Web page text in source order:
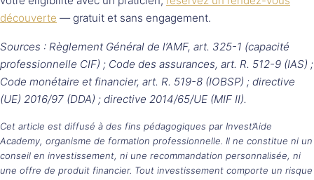
découverte — gratuit et sans engagement.
Sources : Règlement Général de l’AMF, art. 325-1 (capacité
professionnelle CIF) ; Code des assurances, art. R. 512-9 (IAS) ;
Code monétaire et financier, art. R. 519-8 (IOBSP) ; directive
(UE) 2016/97 (DDA) ; directive 2014/65/UE (MIF II).
Cet article est diffusé à des fins pédagogiques par Invest’Aide
Academy, organisme de formation professionnelle. Il ne constitue ni un
conseil en investissement, ni une recommandation personnalisée, ni
une offre de produit financier. Tout investissement comporte un risque